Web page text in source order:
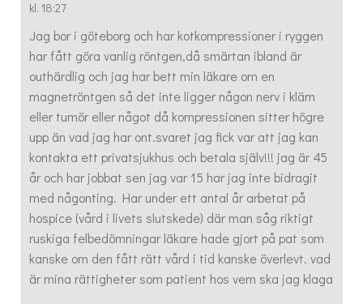
kl. 18:27
Jag bor i göteborg och har kotkompressioner i ryggen
har fått göra vanlig röntgen,då smärtan ibland är
outhärdlig och jag har bett min läkare om en
magnetröntgen så det inte ligger någon nerv i kläm
eller tumör eller något då kompressionen sitter högre
upp än vad jag har ont.svaret jag fick var att jag kan
kontakta ett privatsjukhus och betala själv!!! jag är 45
år och har jobbat sen jag var 15 har jag inte bidragit
med någonting. Har under ett antal år arbetat på
hospice (vård i livets slutskede) där man såg riktigt
ruskiga felbedömningar läkare hade gjort på pat som
kanske om den fått rätt vård i tid kanske överlevt. vad
är mina rättigheter som patient hos vem ska jag klaga